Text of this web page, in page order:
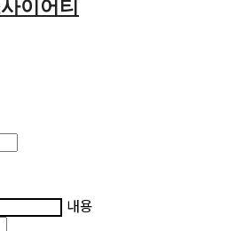
이어티
내용